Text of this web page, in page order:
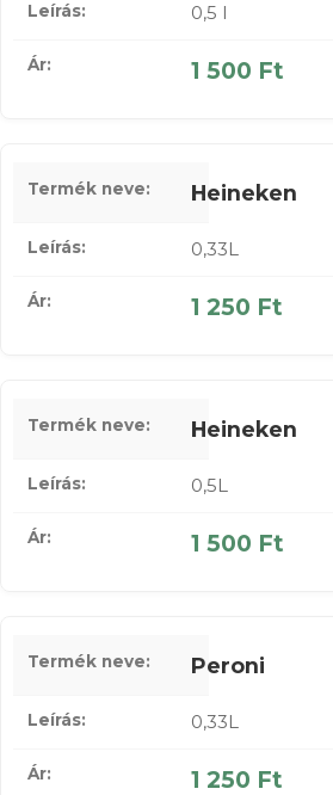
0,5 l
1 500 Ft
Heineken
0,33L
1 250 Ft
Heineken
0,5L
1 500 Ft
Peroni
0,33L
1 250 Ft